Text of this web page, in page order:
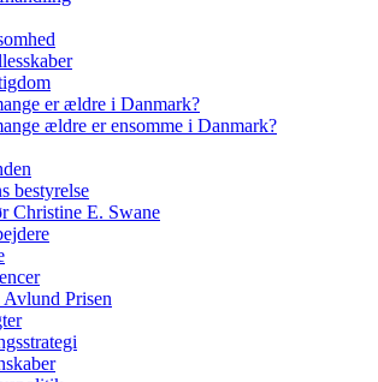
er ældre i Danmark?
ældre er ensomme i Danmark?
bestyrelse
Christine E. Swane
Prisen